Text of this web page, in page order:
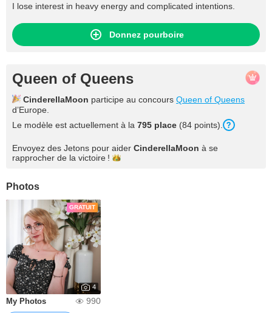
I lose interest in heavy energy and complicated intentions.
Donnez pourboire
Queen of Queens
CinderellaMoon participe au concours Queen of Queens
d’Europe.
Le modèle est actuellement à la 795 place (84 points).
Envoyez des Jetons pour aider CinderellaMoon à se
rapprocher de la victoire !
Photos
GRATUIT
4
My Photos
990